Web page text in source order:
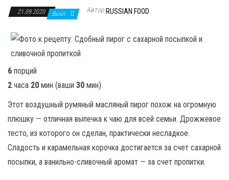
21.09.2020 Выкл. Автор RUSSIAN FOOD
6 порций
2 часа 20 мин (ваши 30 мин)
Этот воздушный румяный масляный пирог похож на огромную
плюшку — отличная выпечка к чаю для всей семьи. Дрожжевое
тесто, из которого он сделан, практически несладкое.
Сладость и карамельная корочка достигается за счет сахарной
посыпки, а ванильно-сливочный аромат — за счет пропитки.